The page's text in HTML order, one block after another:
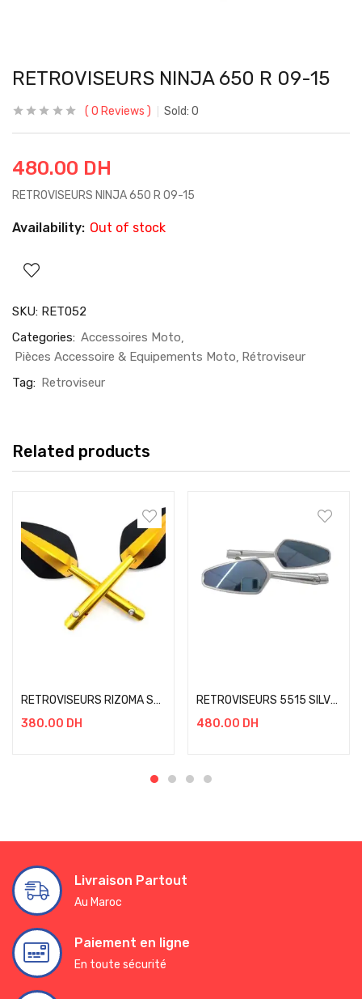
RETROVISEURS NINJA 650 R 09-15
0 Reviews Sold: 0
480.00 DH
RETROVISEURS NINJA 650 R 09-15
Availability: Out of stock
SKU: RET052
Categories: Accessoires Moto
Pièces Accessoire & Equipements Moto Rétroviseur
Tag: Retroviseur
Related products
RETROVISEURS RIZOMA SEP RACING GOLD
380.00 DH
RETROVISEURS 5515 SILVER
480.00 DH
Livraison Partout
Au Maroc
Paiement en ligne
En toute sécurité